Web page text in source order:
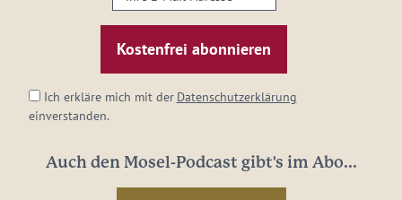
E-
Mail-
Adresse:
Ich erkläre mich mit der Datenschutzerklärung
einverstanden.
Auch den Mosel-Podcast gibt's im Abo...